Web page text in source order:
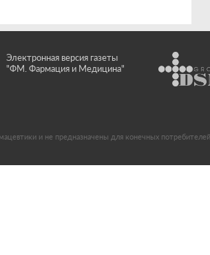
Электронная версия газеты
"ФМ. Фармация и Медицина"
и не предназначены для конечных